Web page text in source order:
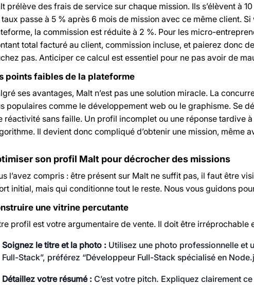
prélève des frais de service sur chaque mission. Ils s’élèvent à
taux passe à 5 % après 6 mois de mission avec ce même client.
la commission est réduite à 2 %. Pour les micro-
total facturé au client, commission incluse, et paierez donc
pas. Anticiper ce calcul est essentiel pour ne pas avoir de
points faibles de la plateforme
ses avantages, Malt n’est pas une solution miracle. La
populaires comme le développement web ou le graphisme. Se
réactivité sans faille. Un profil incomplet ou une réponse tardive
Il devient donc compliqué d’obtenir une mission, même
son profil Malt pour décrocher des missions
l’avez compris : être présent sur Malt ne suffit pas, il faut être
initial, mais qui conditionne tout le reste. Nous vous guidons
une vitrine percutante
profil est votre argumentaire de vente. Il doit être irréprochable
Soignez le titre et la photo : Utilisez une photo professionnelle et
Full-Stack”, préférez “Développeur Full-Stack spécialisé en
Détaillez votre résumé : C’est votre pitch. Expliquez clairement